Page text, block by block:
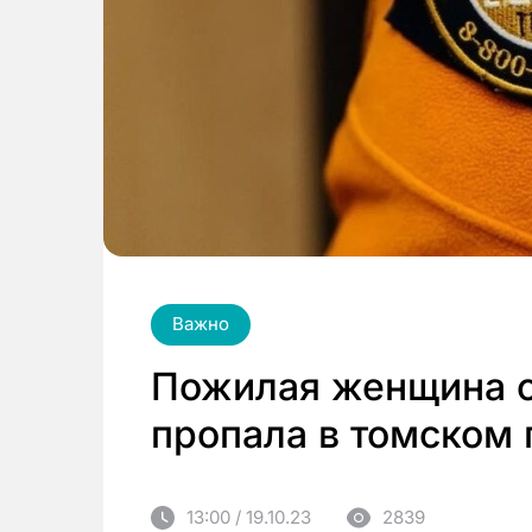
Важно
Пожилая женщина
пропала в томском
13:00 / 19.10.23 2839